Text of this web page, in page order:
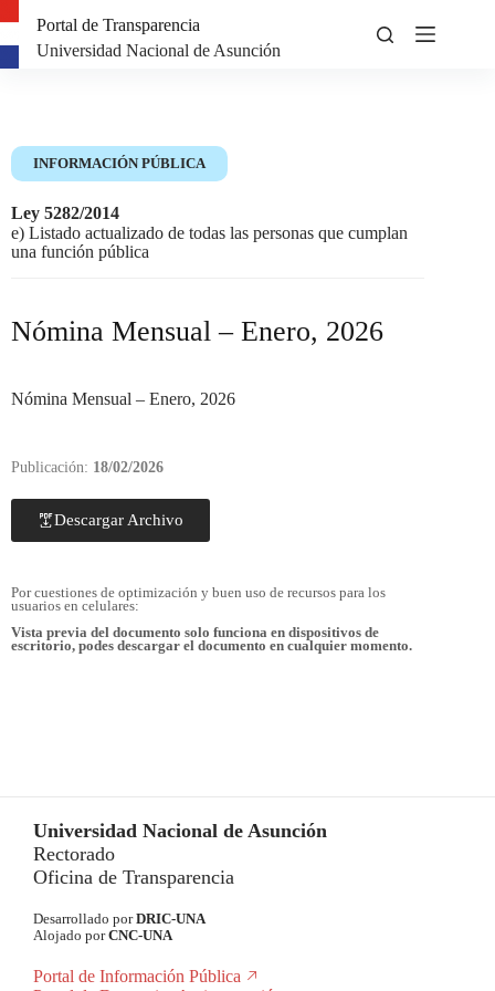
Portal de Transparencia
Universidad Nacional de Asunción
INFORMACIÓN PÚBLICA
Ley 5282/2014
e) Listado actualizado de todas las personas que cumplan
una función pública
Nómina Mensual – Enero, 2026
Nómina Mensual – Enero, 2026
Publicación: 18/02/2026
Descargar Archivo
Por cuestiones de optimización y buen uso de recursos para los
usuarios en celulares:
Vista previa del documento solo funciona en dispositivos de
escritorio, podes descargar el documento en cualquier momento.
Universidad Nacional de Asunción
Rectorado
Oficina de Transparencia
Desarrollado porDRIC-UNA
Alojado porCNC-UNA
Portal de Información Pública